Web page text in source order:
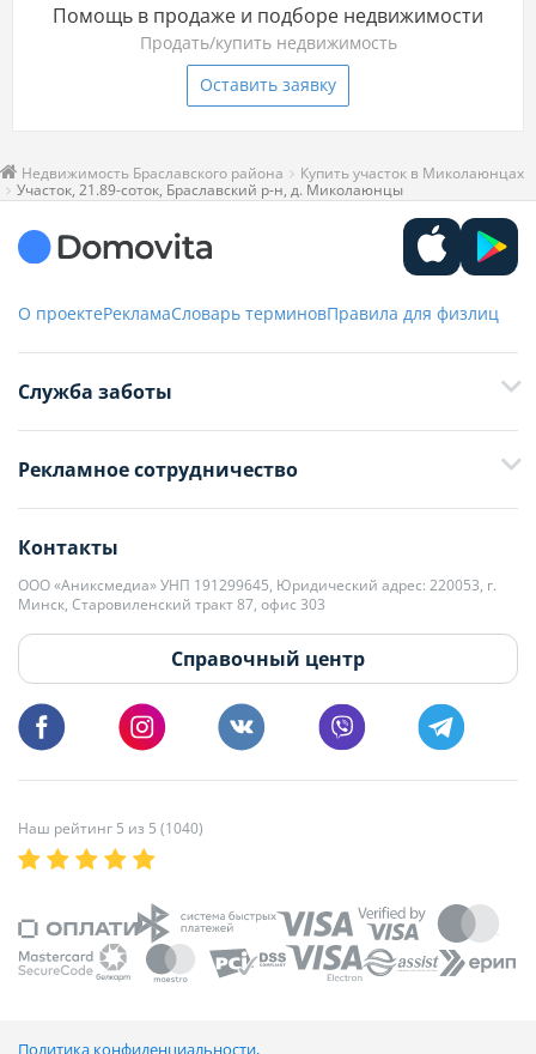
Помощь в продаже и подборе недвижимости
Продать/купить недвижимость
Оставить заявку
Недвижимость Браславского района
Купить участок в Миколаюнцах
Участок, 21.89-соток, Браславский р-н, д. Миколаюнцы
О проектеРекламаСловарь терминовПравила для физлиц
Служба заботы
+375 29 376-13-70
+375 33 376-13-70
editor@domovita.by
Мы принимаем звонки и отвечаем на письма в будние дни с 9:00 до
18:00.
Рекламное сотрудничество
+375 29 563-15-61 Кристина Филюта
kb@domovita.by
+375 29 179-11-28 Владислав Гладченко
vg@domovita.by
Пишите и звоните нам в будние дни с 8:00 до 20:00.
Контакты
ООО «Аниксмедиа» УНП 191299645, Юридический адрес: 220053, г.
Минск, Старовиленский тракт 87, офис 303
Справочный центр
Наш рейтинг 5 из 5 (1040)
Политика конфиденциальности,